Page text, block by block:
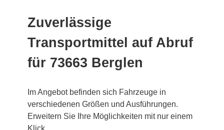
Zuverlässige
Transportmittel auf Abruf
für 73663 Berglen
Im Angebot befinden sich Fahrzeuge in
verschiedenen Größen und Ausführungen.
Erweitern Sie Ihre Möglichkeiten mit nur einem